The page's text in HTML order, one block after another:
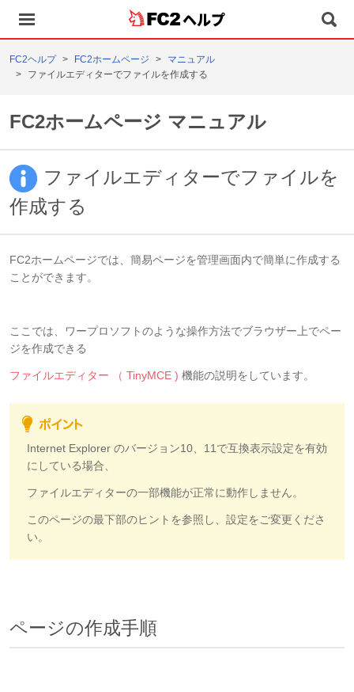
ヘルプ
FC2ヘルプ FC2ホームページ
マニュアル
ファイルエディターでファイルを作成する
FC2ホームページ マニュアル
ファイルエディターでファイルを
作成する
FC2ホームページでは、簡易ページを管理画面内で簡単に作成する
ことができます。
ここでは、ワープロソフトのような操作方法でブラウザー上でペー
ジを作成できる
ファイルエディター （ TinyMCE ) 機能の説明をしています。
Internet Explorer のバージョン10、11で互換表示設定を有効
にしている場合、
ファイルエディターの一部機能が正常に動作しません。
このページの最下部のヒントを参照し、設定をご変更くださ
い。
ページの作成手順